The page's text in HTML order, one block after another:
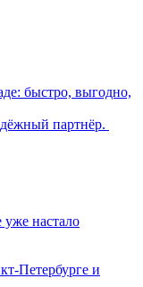
быстро, выгодно,
партнёр.
настало
Петербурге и